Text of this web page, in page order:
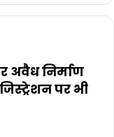
अवैध निर्माण
पर भी